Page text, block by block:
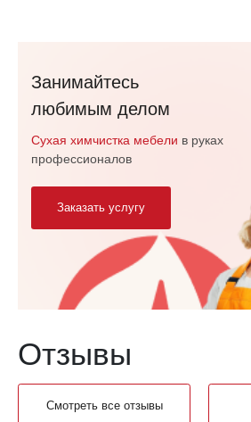
Занимайтесь
любимым делом
Сухая химчистка мебели в руках
профессионалов
Заказать услугу
Отзывы
Смотреть все отзывы